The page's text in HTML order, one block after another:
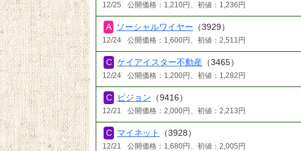
12/25 公開価格：1,210円、初値：1,236円
ソーシャルワイヤー （3929）
12/24 公開価格：1,600円、初値：2,511円
ケイアイスター不動産 （3465）
12/24 公開価格：1,200円、初値：1,282円
ビジョン （9416）
12/21 公開価格：2,000円、初値：2,213円
マイネット （3928）
12/21 公開価格：1,680円、初値：2,005円